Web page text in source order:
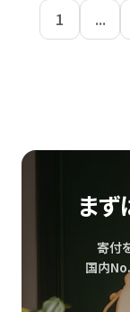
1 ...
まず
寄付
国内